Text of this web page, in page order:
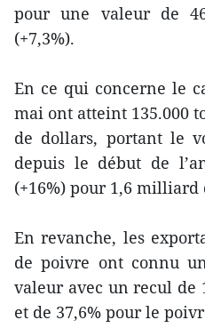
pour une valeur de
(+7,3%).
En ce qui concerne le
mai ont atteint 135.000
de dollars, portant le
depuis le début de
(+16%) pour 1,6 milliard
En revanche, les
de poivre ont connu
valeur avec un recul de
et de 37,6% pour le